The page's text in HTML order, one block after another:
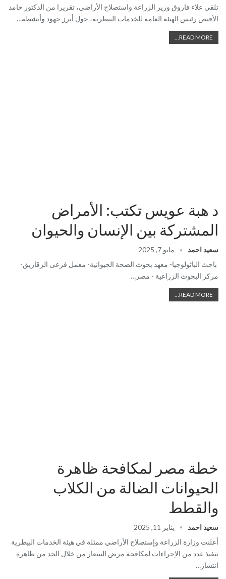
تلقى علاء فاروق وزير الزراعة واستصلاح الأراضي، تقريرا من الدكتور حامد
الأقنص رئيس الهيئة العامة للخدمات البيطرية، حول أبرز جهود وأنشطة…
READ MORE...
د هبة عويس تكتب: الأمراض
المشتركة بين الإنسان والحيوان
سعيد احمد
مايو 7, 2025
باحث الباثولوجيا- معهد بحوث الصحة الحيوانية- معمل فرعى الزقازيق-
مركز البحوث الزراعية - مصر…
READ MORE...
خطة مصر لمكافحة ظاهرة
الحيوانات الضالة من الكلاب
والقطط
سعيد احمد
يناير 11, 2025
أعلنت وزارة الزراعة وإستصلاح الأراضي ممثلة في هيئة الخدمات البيطرية
تنفيذ عدد من الإجراءات لمكافحة مرض السعار من خلال الحد من ظاهرة
انتشار…